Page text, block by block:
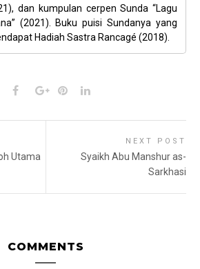
dan kumpulan cerpen Sunda “Lagu
(2021). Buku puisi Sundanya yang
Hadiah Sastra Rancagé (2018).
Utama
NEXT POST
Syaikh Abu Manshur as-
Sarkhasi
COMMENTS